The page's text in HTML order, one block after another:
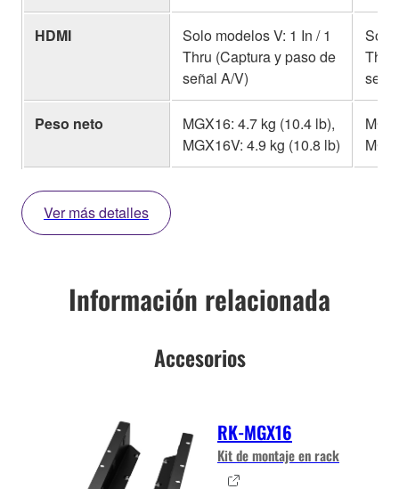
HDMI
Solo modelos V: 1 In / 1
Thru (Captura y paso de
señal A/V)
Solo
Thru
Peso neto
MGX16: 4.7 kg (10.4 lb),
MGX16V: 4.9 kg (10.8 lb)
Ver más detalles
Información relacionada
Accesorios
RK-MGX16
Kit de montaje en rack